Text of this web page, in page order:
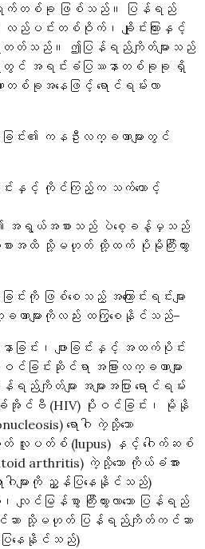
ရက်တစ်ခု ဖြစ်သည်။ ပြန်ရည်
င့် လည်ပင်းတစ်ဝိုက်၊ ချိုင်းကြားနှင့်
တတ်သည်။ ဤပြန်ရည်ကျိတ်များသည်
တွင် အရင်းခံပြဿနာတစ်ခုခု ရှိ
တစ်ခုအနေဖြင့် ရောင်ရမ်းလာ
ခြင်း၏ ကနဦးလက္ခဏာများတွင်
င်းနှင့် ကိုင်ကြည့်က သက်တောင့်
း၏ အရွယ်အစားသည် ပဲစေ့ခန့်မှသည်
းအထိ သို့မဟုတ် ထို့ထက် ပိုမိုကြီးထွား
င်းကို ဖြစ်စေသည့် အကြောင်းရင်းများ
ခဏာများကိုလည်း ထကြွစေနိုင်သည်–
းနာခြင်း၊ ဖျားခြင်းနှင့် အထက်ပိုင်း
င်ခြင်းဆိုင်ရာ အခြားလက္ခဏာများ
တ်များ အများအပြား ရောင်ရမ်း
ျ်အိုင်ဗီ (HIV) ပိုးဝင်ခြင်း၊ မိုနို
ရောဂါ ကဲ့သို့သော
မဟုတ် လူပတ်စ် (lupus) နှင့် ဂေါက်ဆစ်
arthritis) ကဲ့သို့သော ကိုယ်ခံအား
ါများကို ညွှန်ပြနေနိုင်သည်)
၊ လျင်မြန်စွာ ကြီးထွားလာသော ပြန်ရည်
င်ဆာ သို့မဟုတ် ပြန်ရည်ကျိတ်ကင်ဆာ
ြနေနိုင်သည်)